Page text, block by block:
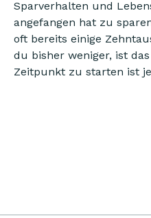
Sparverhalten und
angefangen hat zu
oft bereits einige
du bisher weniger, ist
Zeitpunkt zu starten ist